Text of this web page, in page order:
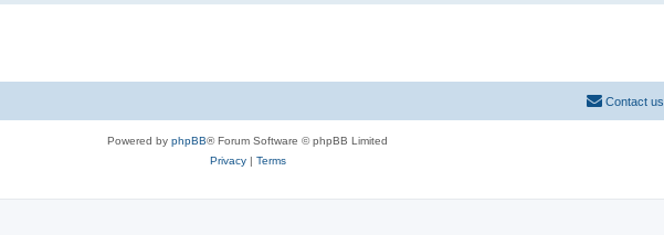
Contact us
Powered by phpBB® Forum Software © phpBB Limited
Privacy| Terms